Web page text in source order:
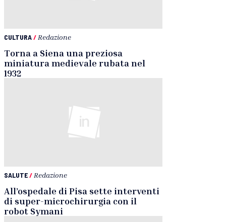
CULTURA/ Redazione
Torna a Siena una preziosa
miniatura medievale rubata nel
1932
SALUTE/ Redazione
All’ospedale di Pisa sette interventi
di super-microchirurgia con il
robot Symani